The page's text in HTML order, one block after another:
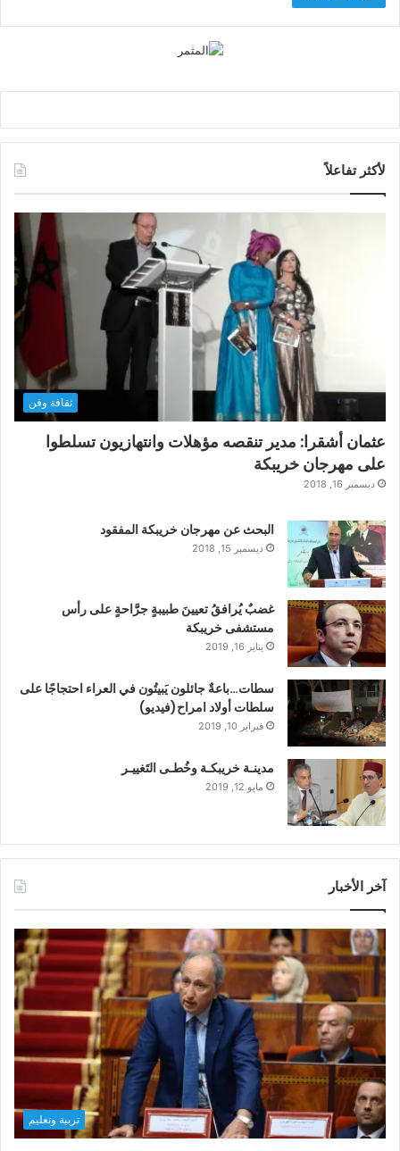
لأكثر تفاعلاً
ثقافة وفن
عثمان أشقرا: مدير تنقصه مؤهلات وانتهازيون تسلطوا
على مهرجان خريبكة
ديسمبر 16, 2018
البحث عن مهرجان خريبكة المفقود
ديسمبر 15, 2018
غضبٌ يُرافقُ تعيينَ طبيبةٍ جرَّاحةٍ على رأس
مستشفى خريبكة
يناير 16, 2019
سطات…باعةٌ جائلون يَبيتُون في العراء احتجاجًا على
سلطات أولاد امراح(فيديو)
فبراير 10, 2019
مدينـة خريبكـة وخُطـى التَغييـر
مايو 12, 2019
آخر الأخبار
تربية وتعليم